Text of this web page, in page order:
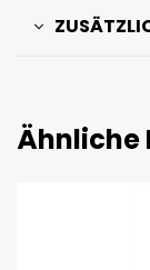
Ähnliche